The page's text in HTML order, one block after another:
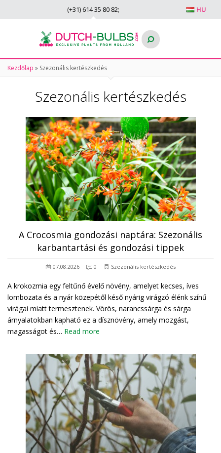
HU
(+31) 614 35 80 82;
Kezdőlap » Szezonális kertészkedés
Szezonális kertészkedés
A Crocosmia gondozási naptára: Szezonális
karbantartási és gondozási tippek
07.08.2026 0 Szezonális kertészkedés
A krokozmia egy feltűnő évelő növény, amelyet kecses, íves
lombozata és a nyár közepétől késő nyárig virágzó élénk színű
virágai miatt termesztenek. Vörös, narancssárga és sárga
árnyalatokban kapható ez a dísznövény, amely mozgást,
magasságot és… Read more